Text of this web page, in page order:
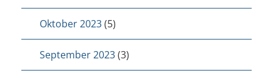
Oktober 2023(5)
September 2023(3)